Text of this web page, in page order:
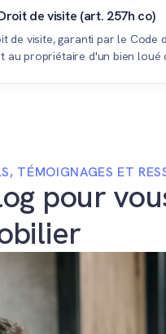
de visite (art. 257h co)
de visite, garanti par le Code
au propriétaire d'un bien loué
TÉMOIGNAGES ET
pour